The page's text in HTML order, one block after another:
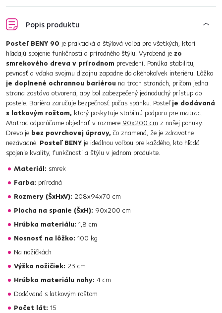
Popis produktu
Posteľ BENY 90 je praktická a štýlová voľba pre všetkých, ktorí
hľadajú spojenie funkčnosti a prírodného štýlu. Vyrobená je zo
smrekového dreva v prírodnom prevedení. Ponúka stabilitu,
pevnosť a vďaka svojmu dizajnu zapadne do akéhokoľvek interiéru. Lôžko
je doplnené ochrannou bariérou na troch stranách, pričom jedna
strana zostáva otvorená, aby bol zabezpečený jednoduchý prístup do
postele. Bariéra zaručuje bezpečnosť počas spánku. Posteľ je dodávaná
s latkovým roštom, ktorý poskytuje stabilnú podporu pre matrac.
Matrac odporúčame objednať v rozmere 90x200 cm z našej ponuky.
Drevo je bez povrchovej úpravy, čo znamená, že je zdravotne
nezávadné. Posteľ BENY je ideálnou voľbou pre každého, kto hľadá
spojenie kvality, funkčnosti a štýlu v jednom produkte.
Materiál: smrek
Farba: prírodná
Rozmery (ŠxHxV): 208x94x70 cm
Plocha na spanie (ŠxH): 90x200 cm
Hrúbka materiálu: 1,8 cm
Nosnosť na lôžko: 100 kg
Na nožičkách
Výška nožičiek: 23 cm
Hrúbka materiálu nohy: 4 cm
Dodávaná s latkovým roštom
Počet lát: 15